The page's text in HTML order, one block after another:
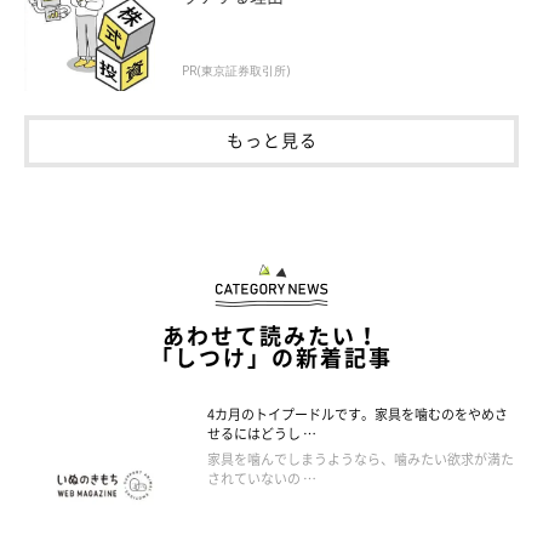
PR(東京証券取引所)
もっと見る
あわせて読みたい！
「しつけ」の新着記事
4カ月のトイプードルです。家具を噛むのをやめさ
せるにはどうし …
家具を噛んでしまうようなら、噛みたい欲求が満た
されていないの …